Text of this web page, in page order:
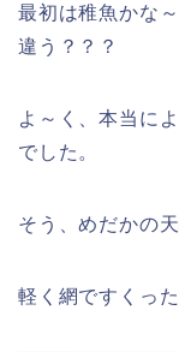
最初は稚魚かな
違う？？？
よ～く、本当に
でした。
そう、めだかの
軽く網ですくっ